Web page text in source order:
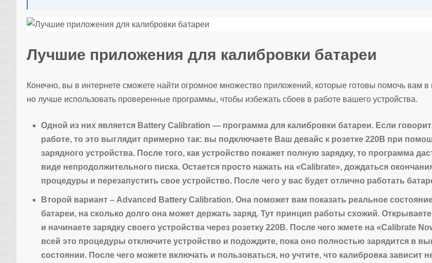
Лучшие приложения для калибровки батареи
Конечно, вы в интернете сможете найти огромное множество приложений, которые готовы помочь вам в
но лучше использовать проверенные программы, чтобы избежать сбоев в работе вашего устройства.
Одной из них является Battery Calibration — программа для калибровки батареи. Если
работе, то это выглядит примерно так: вы подключаете Ваш девайс к розетке 220В при
зарядного устройства. После того, как устройство покажет полную зарядку, то программа
виде непродолжительного писка. Остается просто нажать на «Calibrate», дождаться
процедуры и перезапустить свое устройство. После чего у вас будет отлично работать
Второй вариант – Advanced Battery Calibration. Она поможет вам показать реальное
батареи, на сколько долго она может держать заряд. Тут принцип работы схожий.
и начинаете зарядку своего устройства через розетку 220В. После чего жмете на «Calibrate
всей это процедуры отключите устройство и подождите, пока оно полностью зарядится в
состоянии. После чего можете включать и пользоваться, но учтите, что калибровка зависит